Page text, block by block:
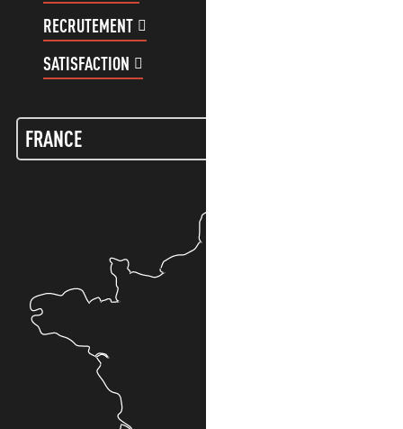
RECRUTEMENT
SATISFACTION